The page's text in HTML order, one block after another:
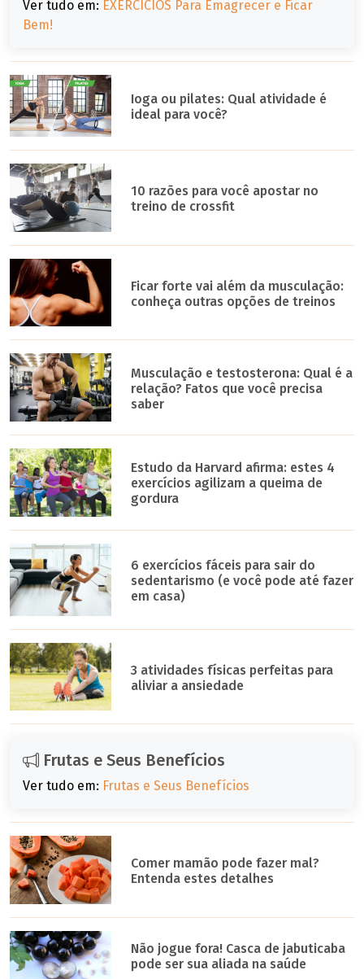
Ver tudo em: EXERCÍCIOS Para Emagrecer e Ficar
Bem!
Ioga ou pilates: Qual atividade é
ideal para você?
10 razões para você apostar no
treino de crossfit
Ficar forte vai além da musculação:
conheça outras opções de treinos
Musculação e testosterona: Qual é a
relação? Fatos que você precisa
saber
Estudo da Harvard afirma: estes 4
exercícios agilizam a queima de
gordura
6 exercícios fáceis para sair do
sedentarismo (e você pode até fazer
em casa)
3 atividades físicas perfeitas para
aliviar a ansiedade
Frutas e Seus Benefícios
Ver tudo em: Frutas e Seus Benefícios
Comer mamão pode fazer mal?
Entenda estes detalhes
Não jogue fora! Casca de jabuticaba
pode ser sua aliada na saúde